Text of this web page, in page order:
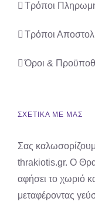
Τρόποι
Τρόποι
Όροι &
ΣΧΕΤΙΚΑ ΜΕ ΜΑΣ
Σας
thrakiotis.gr. Ο
αφήσει το χωριό
μεταφέροντας